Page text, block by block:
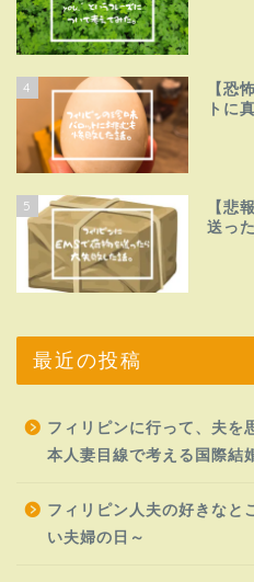
4
【恐
トに
5
【悲
送っ
最近の投稿
フィリピンに行って、夫を
本人妻目線で考える国際結
フィリピン人夫の好きなと
い夫婦の日～